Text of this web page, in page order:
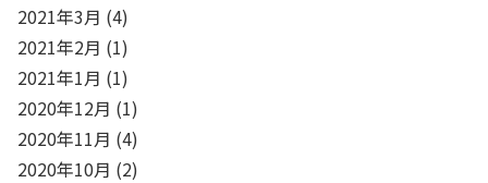
2021年3月 (4)
2021年2月 (1)
2021年1月 (1)
2020年12月 (1)
2020年11月 (4)
2020年10月 (2)